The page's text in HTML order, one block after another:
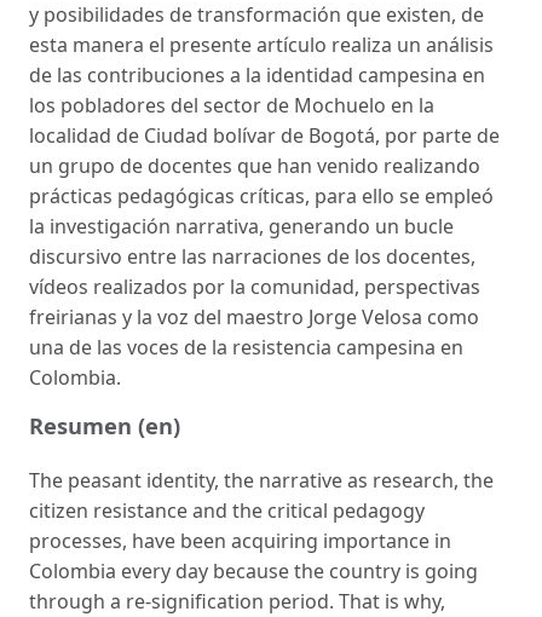
y posibilidades de transformación que existen, de
esta manera el presente artículo realiza un análisis
de las contribuciones a la identidad campesina en
los pobladores del sector de Mochuelo en la
localidad de Ciudad bolívar de Bogotá, por parte de
un grupo de docentes que han venido realizando
prácticas pedagógicas críticas, para ello se empleó
la investigación narrativa, generando un bucle
discursivo entre las narraciones de los docentes,
vídeos realizados por la comunidad, perspectivas
freirianas y la voz del maestro Jorge Velosa como
una de las voces de la resistencia campesina en
Colombia.
Resumen (en)
The peasant identity, the narrative as research, the
citizen resistance and the critical pedago­gy
processes, have been acquiring importance in
Colombia every day because the country is going
through a re-signification period. That is why,